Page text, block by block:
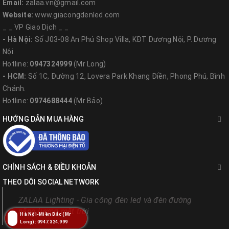
nhiên. Đáp ứng tiêu chuẩn chiếu sáng Việt Nam
TCVN 7114: 2008
Phạm vi ứng dụng
Loại đèn này được sử dụng để chiếu sáng trong lĩnh
vực y tế, ngành sản xuất dược phẩm, điện tử, thực
phẩm, thuỷ sản, công nghiệp hoá chất, phòng phẫu
thuật bệnh viện.
Văn phòng, trường học, bệnh viện
2. Ưu điểm và chế độ bảo hành với đèn led âm
trần 600x600 của ZALAA
Email: zalaa.vn@gmail.com
Website:www.giacongdenled.com
_ _ VP Giao Dịch _ _
- Hà Nội: Số J03-08 An Phú Shop Villa, KĐT Dương Nội, P. Dương
Nội.
Hotline: 0947324999(Mr Long)
- HCM: Số 1C, Đường 12, Lovera Park Khang Điền, Phong Phú, Bình
Chánh.
Hotline: 0974688444(Mr Bảo)
HƯỚNG DẪN MUA HÀNG
CHÍNH SÁCH & ĐIỀU KHOẢN
THEO DÕI SOCIAL NETWORK
ZALAA Lighting - Gia công đèn led và đèn đường
năng lượng mặt trời
Hà Nội-Miền Bắc (Mr
Long): 0947.324.999